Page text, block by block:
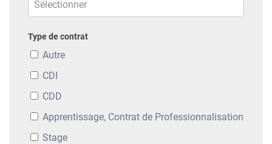
Type de contrat
Autre
CDI
CDD
Apprentissage, Contrat de Professionnalisation
Stage